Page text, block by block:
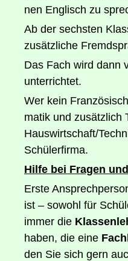
nen Eng­lisch zu
Ab der sechs­ten
zusätz­li­che
Das Fach wird dann
unterrichtet.
Wer kein
ma­tik und zusätz­lich
Hauswirtschaft/​
Schülerfirma.
Hil­fe bei Fra­gen
Ers­te
ist – sowohl für
immer die
haben, die eine
den Sie sich gern